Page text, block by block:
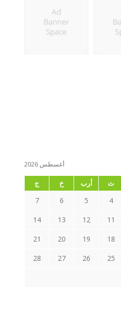
أغسطس 2026
ث أرب خ
ج
4
5
6
7
11
12
13
14
18
19
20
21
25
26
27
28